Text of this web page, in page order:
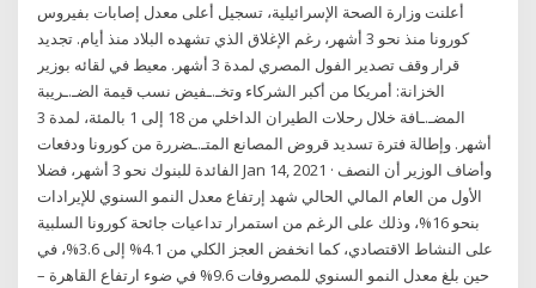
أعلنت وزارة الصحة الإسرائيلية، تسجيل أعلى معدل إصابات بفيروس
كورونا منذ نحو 3 أشهر، رغم الإغلاق الذي تشهده البلاد منذ أيام. تجديد
قرار وقف تصدير الفول المصري لمدة 3 أشهر. معيط في لقائه بوزير
الخزانة: أمريكا من أكبر الشركاء وتخـ.ـفيض نسب قيمة الضـ.ـريبة
المضـ.ـافة خلال رحلات الطيران الداخلي من 18 إلى 1 بالمئة، لمدة 3
أشهر. وإطالة فترة تسديد قروض المصانع المتـ.ـضررة من كورونا ودفعات
الفائدة للبنوك نحو 3 أشهر، فضلا Jan 14, 2021 · وأضاف الوزير أن النصف
الأول من العام المالي الحالي شهد إرتفاع معدل النمو السنوي للإيرادات
بنحو 16%، وذلك على الرغم من استمرار تداعيات جائحة كورونا السلبية
على النشاط الاقتصادي، كما انخفض العجز الكلي من 4.1% إلى 3.6%، في
حين بلغ معدل النمو السنوي للمصروفات 9.6% في ضوء ارتفاع القاهرة –